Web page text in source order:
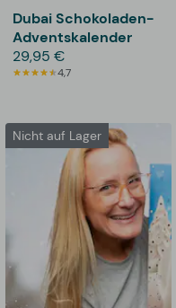
Dubai Schokoladen-
Adventskalender
29,95 €
4,7
Nicht auf Lager